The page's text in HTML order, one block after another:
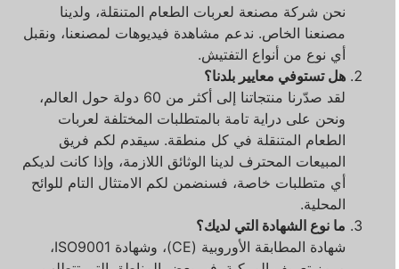
نحن شركة مصنعة لعربات الطعام المتنقلة، ولدينا
مصنعنا الخاص. ندعم مشاهدة فيديوهات لمصنعنا، ونقبل
أي نوع من أنواع التفتيش.
هل تستوفي معايير بلدنا؟
لقد صدّرنا منتجاتنا إلى أكثر من 60 دولة حول العالم،
ونحن على دراية تامة بالمتطلبات المختلفة لعربات
الطعام المتنقلة في كل منطقة. سيقدم لكم فريق
المبيعات المحترف لدينا الوثائق اللازمة، وإذا كانت لديكم
أي متطلبات خاصة، فسنضمن لكم الامتثال التام للوائح
المحلية.
ما نوع الشهادة التي لديك؟
شهادة المطابقة الأوروبية (CE)، وشهادة ISO9001،